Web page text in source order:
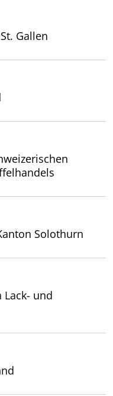
Gallen
Solothurn
Lack- und